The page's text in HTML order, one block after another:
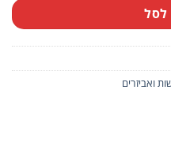
לסל
ואביזרים